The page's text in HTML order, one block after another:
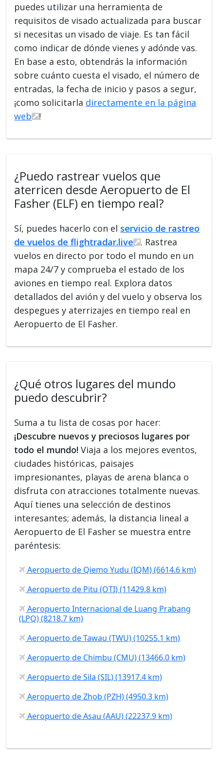
puedes utilizar una herramienta de
requisitos de visado actualizada para buscar
si necesitas un visado de viaje. Es tan fácil
como indicar de dónde vienes y adónde vas.
En base a esto, obtendrás la información
sobre cuánto cuesta el visado, el número de
entradas, la fecha de inicio y pasos a segur,
¡como solicitarla directamente en la página
web
!
¿Puedo rastrear vuelos que
aterricen desde Aeropuerto de El
Fasher (ELF) en tiempo real?
Sí, puedes hacerlo con el servicio de rastreo
de vuelos de flightradar.live
. Rastrea
vuelos en directo por todo el mundo en un
mapa 24/7 y comprueba el estado de los
aviones en tiempo real. Explora datos
detallados del avión y del vuelo y observa los
despegues y aterrizajes en tiempo real en
Aeropuerto de El Fasher.
¿Qué otros lugares del mundo
puedo descubrir?
Suma a tu lista de cosas por hacer:
¡Descubre nuevos y preciosos lugares por
todo el mundo! Viaja a los mejores eventos,
ciudades históricas, paisajes
impresionantes, playas de arena blanca o
disfruta con atracciones totalmente nuevas.
Aquí tienes una selección de destinos
interesantes; además, la distancia lineal a
Aeropuerto de El Fasher se muestra entre
paréntesis:
Aeropuerto de Qiemo Yudu (IQM) (6614.6 km)
Aeropuerto de Pitu (OTI) (11429.8 km)
Aeropuerto Internacional de Luang Prabang
(LPQ) (8218.7 km)
Aeropuerto de Tawau (TWU) (10255.1 km)
Aeropuerto de Chimbu (CMU) (13466.0 km)
Aeropuerto de Sila (SIL) (13917.4 km)
Aeropuerto de Zhob (PZH) (4950.3 km)
Aeropuerto de Asau (AAU) (22237.9 km)